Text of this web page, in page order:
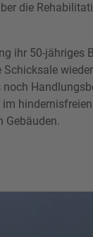
die
ihr 50-jähriges
Gebäuden.